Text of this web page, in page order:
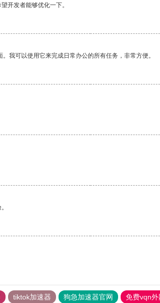
开发者能够优化一下。
我可以使用它来完成日常办公的所有任务，非常方便。
tiktok加速器 狗急加速器官网 免费vqn外